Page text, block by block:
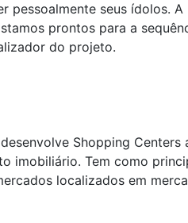
seus ídolos. A
prontos para a
do projeto.
Shopping Centers
imobiliário. Tem como
localizados em